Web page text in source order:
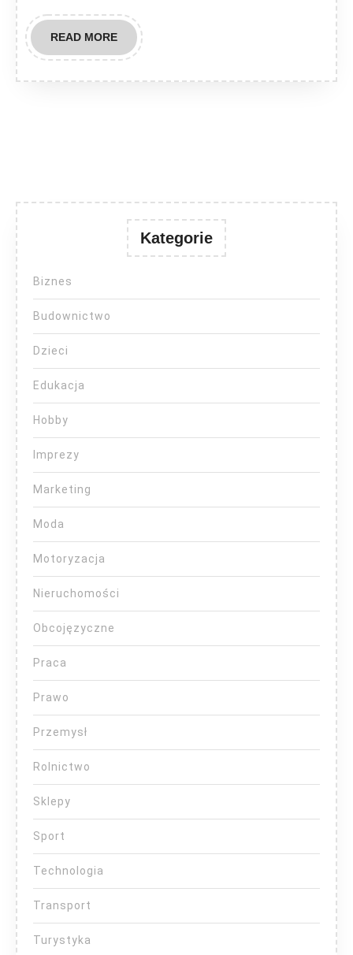
READ MOREREAD
MORE
Kategorie
Biznes
Budownictwo
Dzieci
Edukacja
Hobby
Imprezy
Marketing
Moda
Motoryzacja
Nieruchomości
Obcojęzyczne
Praca
Prawo
Przemysł
Rolnictwo
Sklepy
Sport
Technologia
Transport
Turystyka